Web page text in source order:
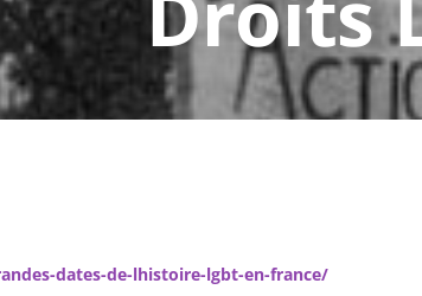
dates-de-lhistoire-lgbt-en-france/